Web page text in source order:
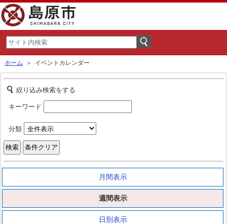
ホーム ＞ イベントカレンダー
絞り込み検索をする
キーワード
分類
月間表示
週間表示
日別表示